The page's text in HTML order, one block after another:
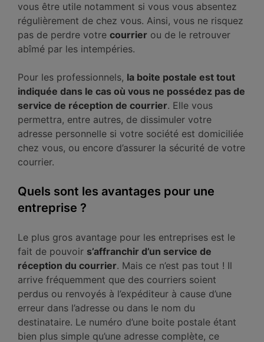
vous être utile notamment si vous vous absentez
régulièrement de chez vous. Ainsi, vous ne risquez
pas de perdre votre courrier ou de le retrouver
abîmé par les intempéries.
Pour les professionnels, la boite postale est tout
indiquée dans le cas où vous ne possédez pas de
service de réception de courrier. Elle vous
permettra, entre autres, de dissimuler votre
adresse personnelle si votre société est domiciliée
chez vous, ou encore d’assurer la sécurité de votre
courrier.
Quels sont les avantages pour une
entreprise ?
Le plus gros avantage pour les entreprises est le
fait de pouvoir s’affranchir d’un service de
réception du courrier. Mais ce n’est pas tout ! Il
arrive fréquemment que des courriers soient
perdus ou renvoyés à l’expéditeur à cause d’une
erreur dans l’adresse ou dans le nom du
destinataire. Le numéro d’une boite postale étant
bien plus simple qu’une adresse complète, ce